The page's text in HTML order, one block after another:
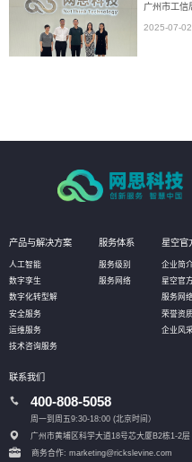
广州市工信
2025-07-02
产品与解决方案
人工智能
数字孪生
数字化转型解
安全服务
运维服务
技术咨询服务
服务体系
服务级别
服务网络
星空官
企业简
星空官
服务网
荣誉资
企业风
联系我们
400-808-5058
周一到周五9:30-18:00 (北京时间）
广州市黄埔区科学大道18号芯大厦B2栋1-2层
商务合作: marketing@rickslevine.com